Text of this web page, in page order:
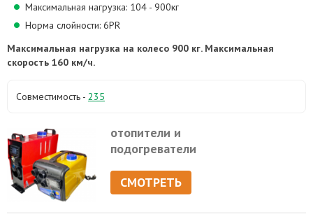
Максимальная нагрузка: 104 - 900кг
Норма слойности: 6PR
Максимальная нагрузка на колесо 900 кг. Максимальная
скорость 160 км/ч.
Совместимость - 235
отопители и
подогреватели
СМОТРЕТЬ